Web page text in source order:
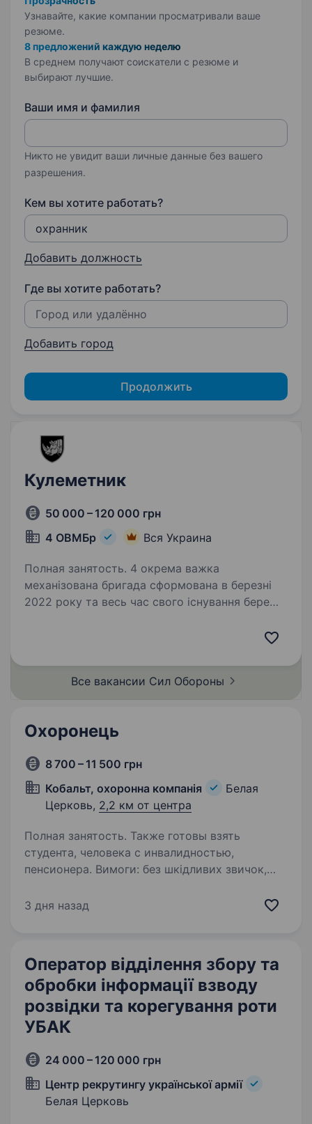
Узнавайте, какие компании просматривали ваше
резюме.
8 предложений каждую неделю
В среднем получают соискатели с резюме и
выбирают лучшие.
Ваши имя и фамилия
Никто не увидит ваши личные данные без вашего
разрешения.
Кем вы хотите работать?
Добавить должность
Где вы хотите работать?
Добавить город
Продолжить
Кулеметник
50 000 – 120 000 грн
4 ОВМБр
Вся Украина
Полная занятость. 4 окрема важка
механізована бригада сформована в березні
2022 року та весь час свого існування бере
ділянках фронту. Ми цінуємо не тільки силу
Все вакансии Сил Обороны
Охоронець
8 700 – 11 500 грн
Кобальт, охоронна компанія
Белая
Церковь, 2,2 км от центра
Полная занятость. Также готовы взять
студента, человека с инвалидностью,
пенсионера. Вимоги: без шкідливих звичок,
Обов’язки: фізична охорона обʼєктів
3 дня назад
Оператор відділення збору та
обробки інформації взводу
розвідки та корегування роти
УБАК
24 000 – 120 000 грн
Центр рекрутингу української армії
Белая Церковь